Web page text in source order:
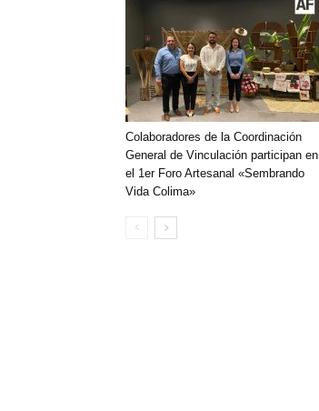
Colaboradores de la Coordinación
General de Vinculación participan en
el 1er Foro Artesanal «Sembrando
Vida Colima»